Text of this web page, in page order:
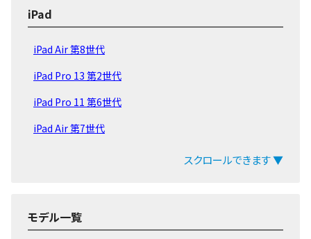
iPad
iPad Air 第8世代
iPad Pro 13 第2世代
iPad Pro 11 第6世代
iPad Air 第7世代
iPad Pro 11 第5世代
スクロールできます ▼
モデル一覧